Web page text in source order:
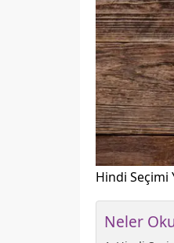
Hindi Seçimi
Neler